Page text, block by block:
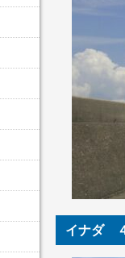
イナダ